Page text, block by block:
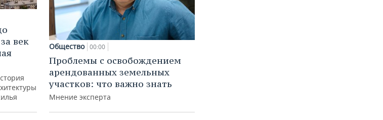
век
Общество 00:00
Проблемы с освобождением
арендованных земельных
участков: что важно знать
Мнение эксперта